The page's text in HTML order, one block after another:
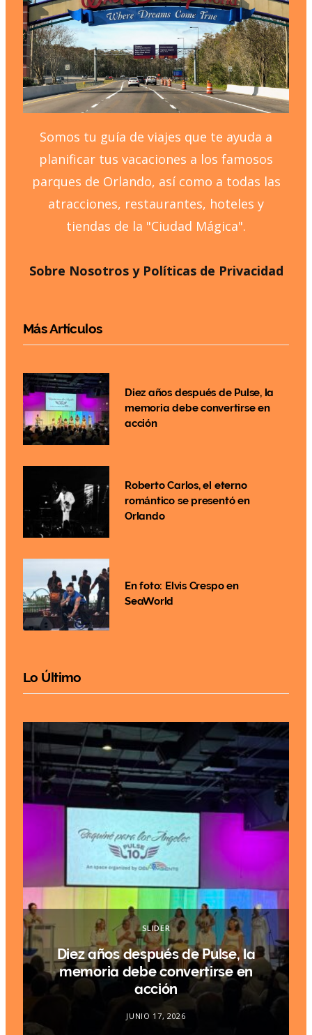
Somos tu guía de viajes que te ayuda a
planificar tus vacaciones a los famosos
parques de Orlando, así como a todas las
atracciones, restaurantes, hoteles y
tiendas de la "Ciudad Mágica".
Sobre Nosotros y Políticas de Privacidad
Más Artículos
Diez años después de Pulse, la
memoria debe convertirse en
acción
Roberto Carlos, el eterno
romántico se presentó en
Orlando
En foto: Elvis Crespo en
SeaWorld
Lo Último
SLIDER
Diez años después de Pulse, la
memoria debe convertirse en
acción
JUNIO 17, 2026